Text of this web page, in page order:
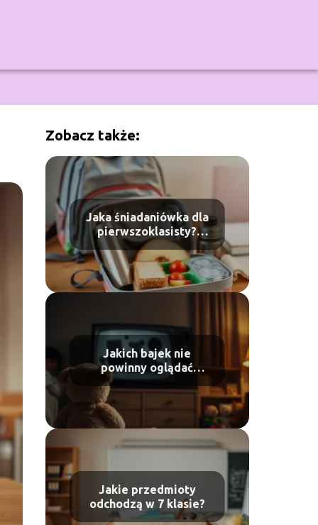
Zobacz także:
Jaka śniadaniówka dla
pierwszoklasisty?
Praktyczny przewodnik
Jakich bajek nie
powinny oglądać
dzieci?
Jakie przedmioty
odchodzą w 7 klasie?